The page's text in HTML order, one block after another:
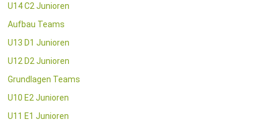
U14 C2 Junioren
Aufbau Teams
U13 D1 Junioren
U12 D2 Junioren
Grundlagen Teams
U10 E2 Junioren
U11 E1 Junioren